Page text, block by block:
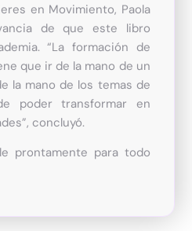
en Movimiento, Paola
de que este libro
“La formación de
que ir de la mano de un
la mano de los temas de
poder transformar en
concluyó.
prontamente para todo